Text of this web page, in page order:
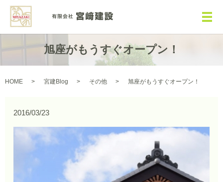
メ
旭座がもうすぐオープン！
HOME 宮建Blog その他 旭座がもうすぐオープン！
2016/03/23